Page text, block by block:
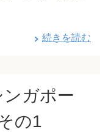
続きを読む
ガポー
の1